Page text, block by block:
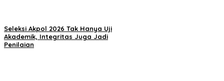
Seleksi Akpol 2026 Tak Hanya Uji
Akademik, Integritas Juga Jadi
Penilaian